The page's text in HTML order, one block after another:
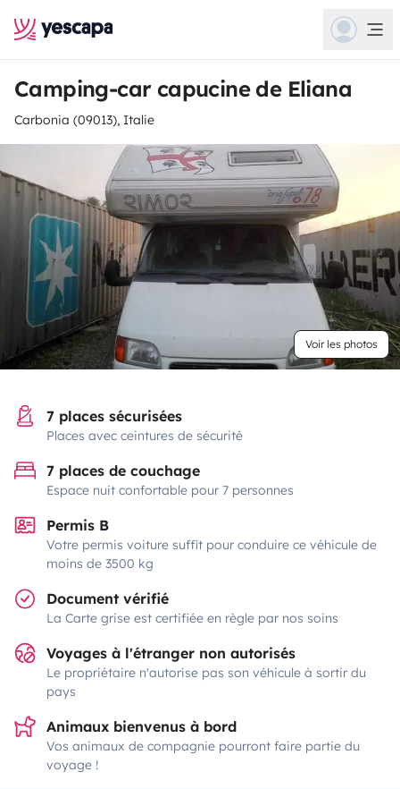
Camping-car capucine de Eliana
Carbonia (09013), Italie
Voir les photos
7 places sécurisées
Places avec ceintures de sécurité
7 places de couchage
Espace nuit confortable pour 7 personnes
Permis B
Votre permis voiture suffit pour conduire ce véhicule de
moins de 3500 kg
Document vérifié
La Carte grise est certifiée en règle par nos soins
Voyages à l'étranger non autorisés
Le propriétaire n'autorise pas son véhicule à sortir du
pays
Animaux bienvenus à bord
Vos animaux de compagnie pourront faire partie du
voyage !